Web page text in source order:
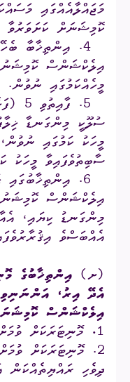
މަޖައްލާއެއްގައި
ކޮމިޝަނަށް ކަށަވަރުވާ
4. އިންތިޚާބާ
އިލެކްޝަންސް
މީހެއްކަމުގައި ނުވުން.
5.
ސުލޫކީ މިންގަނޑާ
މީހަކު ކަމުގައި
ސާބިތުވެފައިވާ މީހަކު
6.
އިލެކްޝަންސް
މިންގަނޑު ކިޔައި،
އެއްބަސްވެ
(ށ) އިންތިޚާބުގެ
އެދޭ އިރު،
އިލެކްޝަންސް
1
.މޮނިޓަރަކަށް
2. މޮނިޓަރަކަށް
ދިވެހި ރައްޔިތެއްކަން